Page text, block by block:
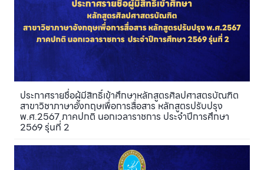
ประกาศรายชื่อผู้มีสิทธิ์เข้าศึกษาหลักสูตรศิลปศาสตรบัณฑิต
สาขาวิชาภาษาอังกฤษเพื่อการสื่อสาร หลักสูตรปรับปรุง
พ.ศ.2567 ภาคปกติ นอกเวลาราชการ ประจำปีการศึกษา
2569 รุ่นที่ 2